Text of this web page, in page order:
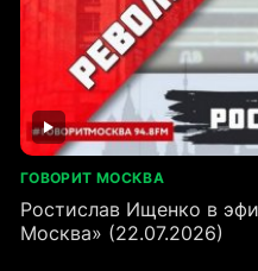
ГОВОРИТ МОСКВА
Ростислав Ищенко в
Москва» (22.07.2026)